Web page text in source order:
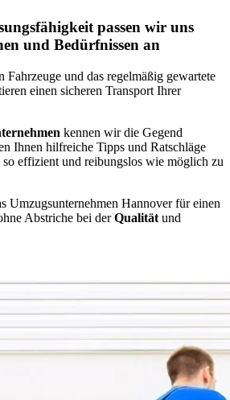
passen wir uns
und Bedürfnissen an
Fahrzeuge und das regelmäßig gewartete
einen sicheren Transport Ihrer
kennen wir die Gegend
Ihnen hilfreiche Tipps und Ratschläge
effizient und reibungslos wie möglich zu
Umzugsunternehmen Hannover für einen
Abstriche bei derQualität und